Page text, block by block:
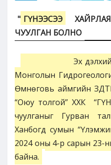
" ГҮНЭЭСЭЭ
ЧУУЛГАН БОЛНО
Эх дэлхийн
Монголын
Өмнөговь аймгийн
“Оюу толгой” ХХК
чуулганыг Гурван
Ханбогд сумын
2024 оны 4-р сарын 23-
байна.